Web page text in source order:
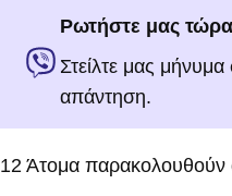
Ρωτήστε μας
Στείλτε μας
απάντηση.
12 Άτομα παρακολουθούν